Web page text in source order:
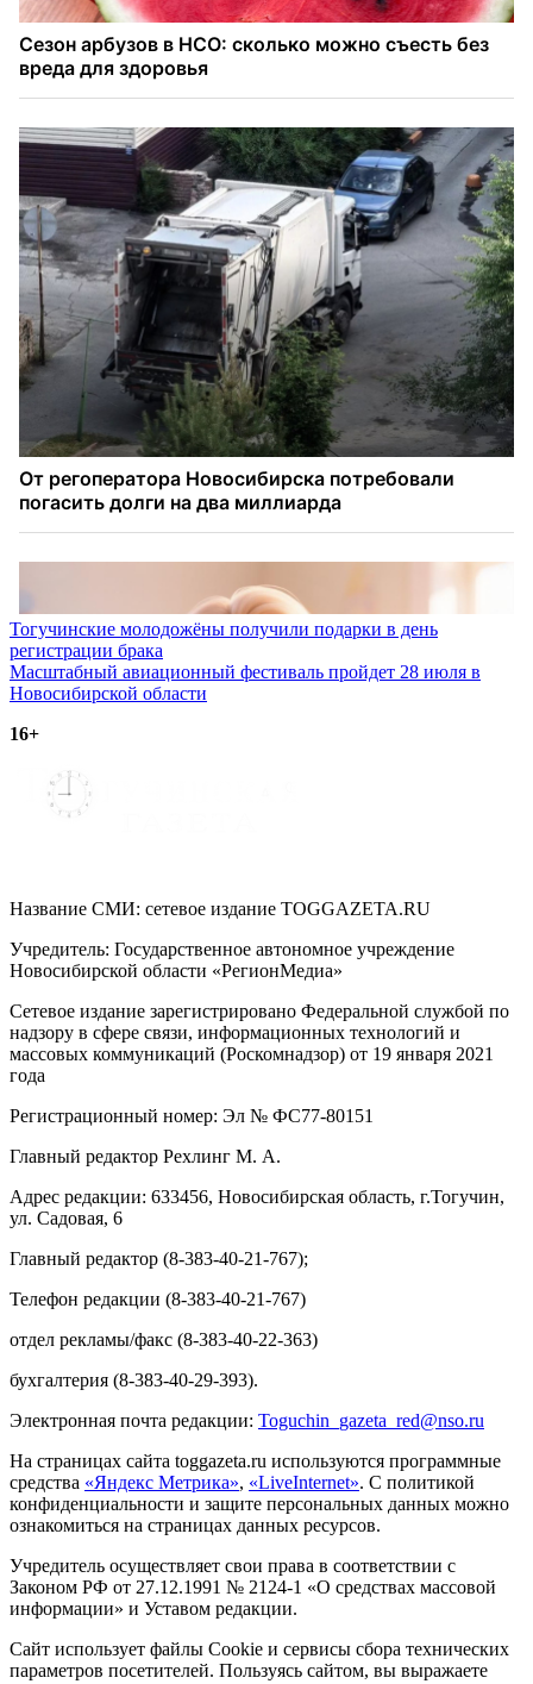
Навигация
по
записям
Тогучинские молодожёны получили подарки в день
регистрации брака
Масштабный авиационный фестиваль пройдет 28 июля в
Новосибирской области
16+
Название СМИ: cетевое издание TOGGAZETA.RU
Учредитель: Государственное автономное учреждение
Новосибирской области «РегионМедиа»
Сетевое издание зарегистрировано Федеральной службой по
надзору в сфере связи, информационных технологий и
массовых коммуникаций (Роскомнадзор) от 19 января 2021
года
Регистрационный номер: Эл № ФС77-80151
Главный редактор Рехлинг М. А.
Адрес редакции: 633456, Новосибирская область, г.Тогучин,
ул. Садовая, 6
Главный редактор (8-383-40-21-767);
Телефон редакции (8-383-40-21-767)
отдел рекламы/факс (8-383-40-22-363)
бухгалтерия (8-383-40-29-393).
Электронная почта редакции: Toguchin gazeta red@nso.ru
На страницах сайта toggazeta.ru используются программные
средства «Яндекс Метрика», «LiveInternet». С политикой
конфиденциальности и защите персональных данных можно
ознакомиться на страницах данных ресурсов.
Учредитель осуществляет свои права в соответствии с
Законом РФ от 27.12.1991 № 2124-1 «О средствах массовой
информации» и Уставом редакции.
Сайт использует файлы Cookie и сервисы сбора технических
параметров посетителей. Пользуясь сайтом, вы выражаете